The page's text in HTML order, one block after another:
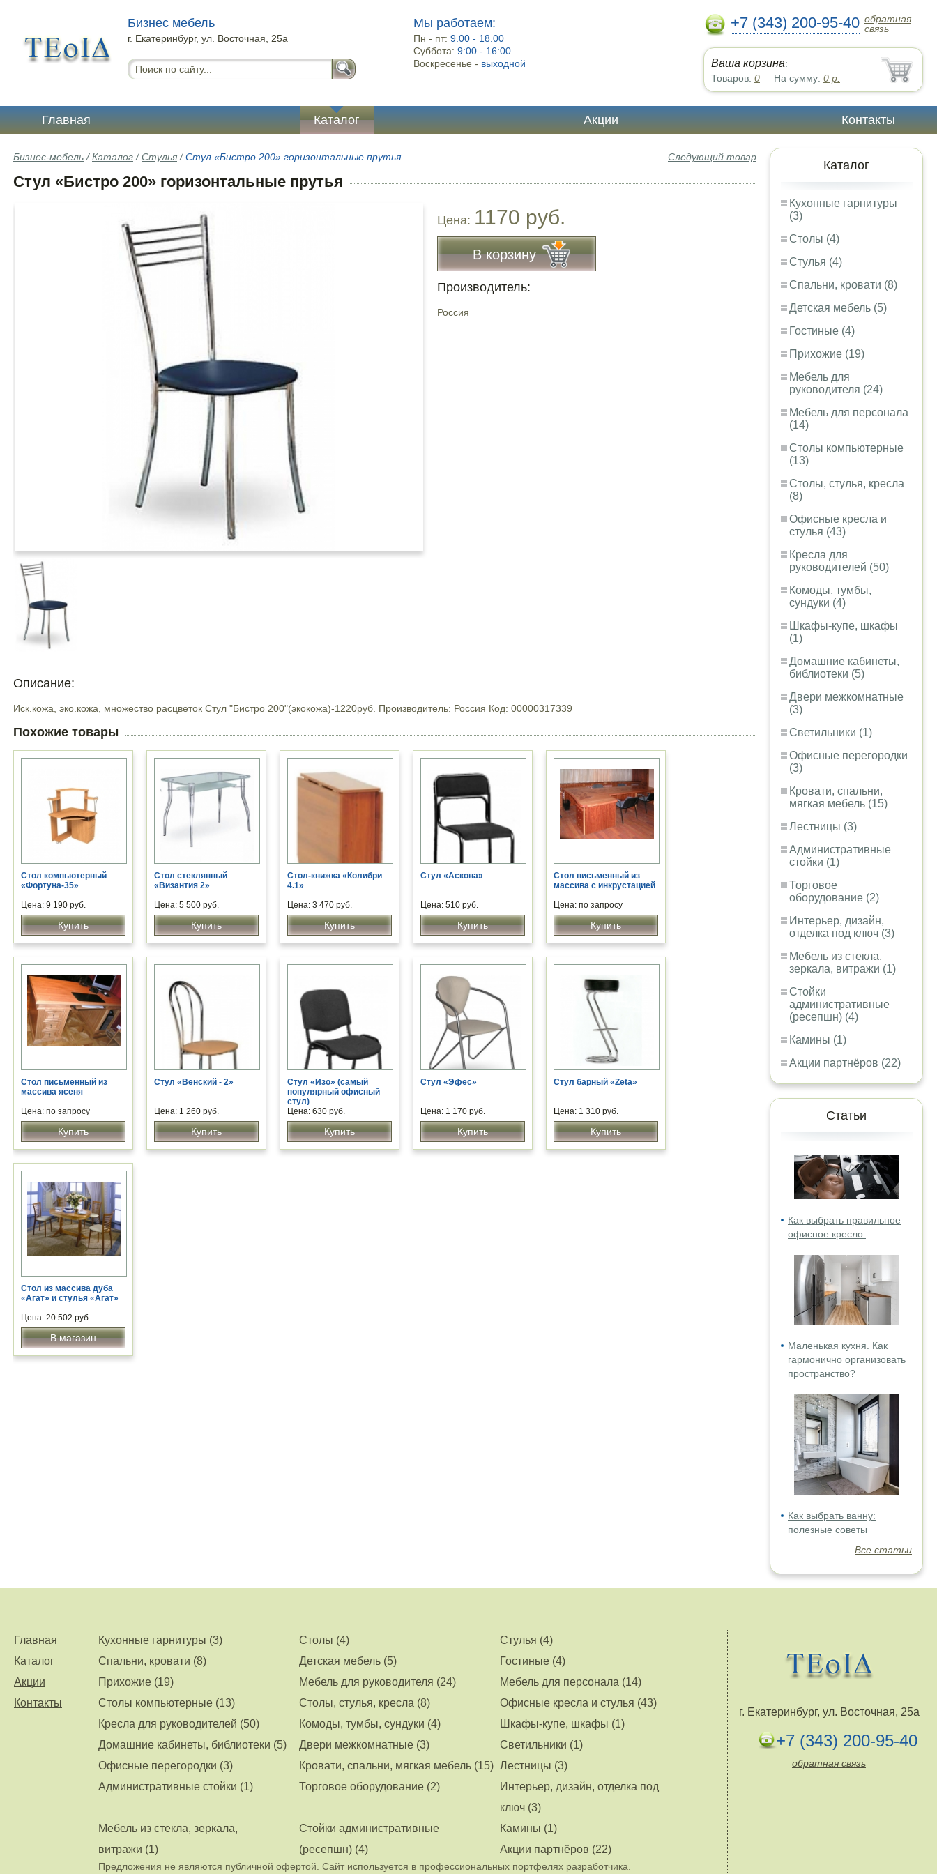
Бизнес мебель
г. Екатеринбург, ул. Восточная, 25а
Мы работаем:
Пн - пт:9.00 - 18.00
Суббота:9:00 - 16:00
Воскресенье - выходной
+7 (343) 200-95-40 обратная
связь
Ваша корзина:
Товаров: 0 На сумму: 0 р.
Главная Каталог Акции Контакты
Каталог
Кухонные гарнитуры
(3)
Столы (4)
Стулья (4)
Спальни, кровати (8)
Детская мебель (5)
Гостиные (4)
Прихожие (19)
Мебель для
руководителя (24)
Мебель для персонала
(14)
Столы компьютерные
(13)
Столы, стулья, кресла
(8)
Офисные кресла и
стулья (43)
Кресла для
руководителей (50)
Комоды, тумбы,
сундуки (4)
Шкафы-купе, шкафы
(1)
Домашние кабинеты,
библиотеки (5)
Двери межкомнатные
(3)
Светильники (1)
Офисные перегородки
(3)
Кровати, спальни,
мягкая мебель (15)
Лестницы (3)
Административные
стойки (1)
Торговое
оборудование (2)
Интерьер, дизайн,
отделка под ключ (3)
Мебель из стекла,
зеркала, витражи (1)
Стойки
административные
(ресепшн) (4)
Камины (1)
Акции партнёров (22)
Статьи
Как выбрать правильное
офисное кресло.
Маленькая кухня. Как
гармонично организовать
пространство?
Как выбрать ванну:
полезные советы
Все статьи
Следующий товар
Бизнес-мебель /Каталог /Стулья /Стул «Бистро 200» горизонтальные прутья
Стул «Бистро 200» горизонтальные прутья
Цена: 1170 руб.
В корзину
Производитель:
Россия
Описание:
Иск.кожа, эко.кожа, множество расцветок Стул "Бистро 200"(экокожа)-1220руб. Производитель: Россия Код: 00000317339
Похожие товары
Стол компьютерный
«Фортуна-35»
Цена: 9 190 руб.
Купить
Стол стеклянный
«Византия 2»
Цена: 5 500 руб.
Купить
Стол-книжка «Колибри
4.1»
Цена: 3 470 руб.
Купить
Стул «Аскона»
Цена: 510 руб.
Купить
Стол письменный из
массива с инкрустацией
Цена: по запросу
Купить
Стол письменный из
массива ясеня
Цена: по запросу
Купить
Стул «Венский - 2»
Цена: 1 260 руб.
Купить
Стул «Изо» (самый
популярный офисный
стул)
Цена: 630 руб.
Купить
Стул «Эфес»
Цена: 1 170 руб.
Купить
Стул барный «Zeta»
Цена: 1 310 руб.
Купить
Стол из массива дуба
«Агат» и стулья «Агат»
Цена: 20 502 руб.
В магазин
Главная
Каталог
Акции
Контакты
г. Екатеринбург, ул. Восточная, 25а
+7 (343) 200-95-40
обратная связь
Кухонные гарнитуры (3) Столы (4)
Стулья (4)
Спальни, кровати (8)
Детская мебель (5)
Гостиные (4)
Прихожие (19)
Мебель для руководителя (24)
Мебель для персонала (14)
Столы компьютерные (13)
Столы, стулья, кресла (8)
Офисные кресла и стулья (43)
Кресла для руководителей (50)
Комоды, тумбы, сундуки (4)
Шкафы-купе, шкафы (1)
Домашние кабинеты, библиотеки (5)
Двери межкомнатные (3)
Светильники (1)
Офисные перегородки (3)
Кровати, спальни, мягкая мебель (15) Лестницы (3)
Административные стойки (1)
Торговое оборудование (2)
Интерьер, дизайн, отделка под
ключ (3)
Мебель из стекла, зеркала,
витражи (1)
Стойки административные
(ресепшн) (4)
Камины (1)
Акции партнёров (22)
Предложения не являются публичной офертой. Сайт используется в профессиональных портфелях разработчика.